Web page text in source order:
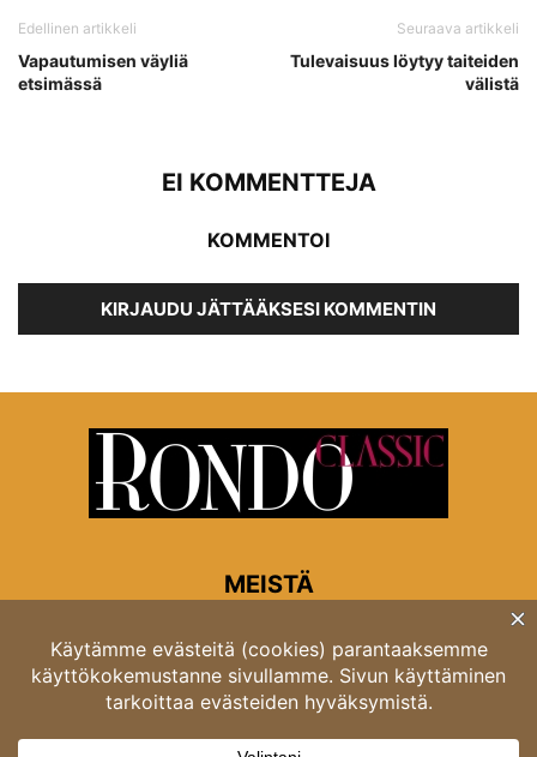
Edellinen artikkeli
Vapautumisen väyliä
etsimässä
Seuraava artikkeli
Tulevaisuus löytyy taiteiden
välistä
EI KOMMENTTEJA
KOMMENTOI
KIRJAUDU JÄTTÄÄKSESI KOMMENTIN
MEISTÄ
Rondon toimitus
Opastinsilta 6A 00520 Helsinki
Asiakaspalvelu: puh. 03 4246 5318
asiakaspalvelu@rondo.fi